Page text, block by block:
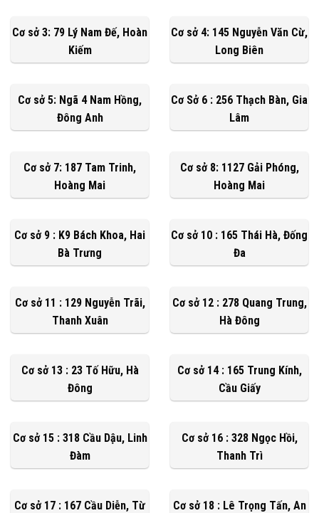
Cơ sở 3: 79 Lý Nam Đế, Hoàn
Kiếm
Cơ sở 4: 145 Nguyễn Văn Cừ,
Long Biên
Cơ sở 5: Ngã 4 Nam Hồng,
Đông Anh
Cơ Sở 6 : 256 Thạch Bàn, Gia
Lâm
Cơ sở 7: 187 Tam Trinh,
Hoàng Mai
Cơ sở 8: 1127 Gải Phóng,
Hoàng Mai
Cơ sở 9 : K9 Bách Khoa, Hai
Bà Trưng
Cơ sở 10 : 165 Thái Hà, Đống
Đa
Cơ sở 11 : 129 Nguyễn Trãi,
Thanh Xuân
Cơ sở 12 : 278 Quang Trung,
Hà Đông
Cơ sở 13 : 23 Tố Hữu, Hà
Đông
Cơ sở 14 : 165 Trung Kính,
Cầu Giấy
Cơ sở 15 : 318 Cầu Dậu, Linh
Đàm
Cơ sở 16 : 328 Ngọc Hồi,
Thanh Trì
Cơ sở 17 : 167 Cầu Diễn, Từ
Cơ sở 18 : Lê Trọng Tấn, An